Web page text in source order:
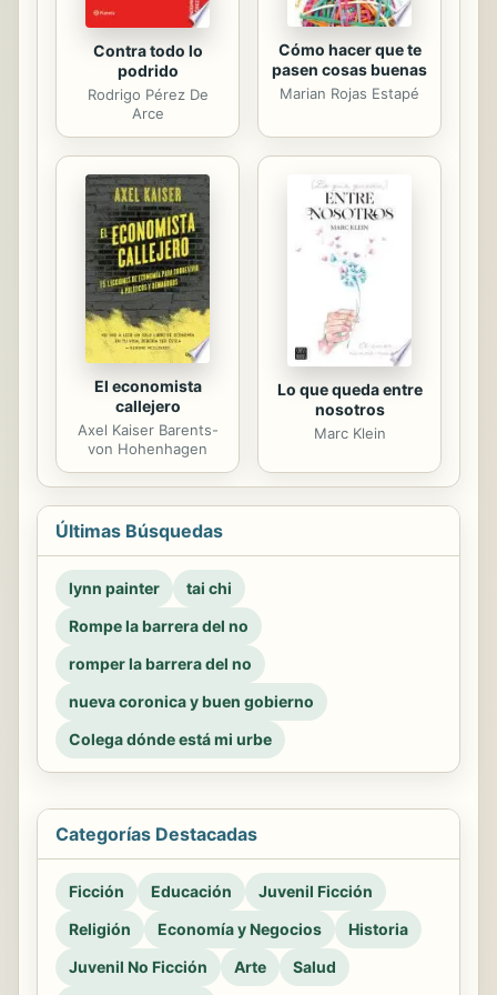
Contra todo lo
podrido
Rodrigo Pérez De
Arce
Cómo hacer que te
pasen cosas buenas
Marian Rojas Estapé
El economista
callejero
Axel Kaiser Barents-
von Hohenhagen
Lo que queda entre
nosotros
Marc Klein
Últimas Búsquedas
lynn painter
tai chi
Rompe la barrera del no
romper la barrera del no
nueva coronica y buen gobierno
Colega dónde está mi urbe
Categorías Destacadas
Ficción Educación
Juvenil Ficción
Religión
Economía y Negocios
Historia
Juvenil No Ficción
Arte Salud